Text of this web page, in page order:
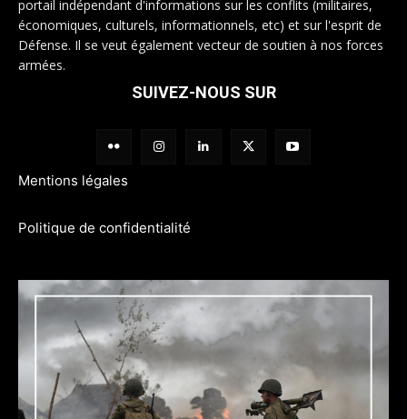
portail indépendant d'informations sur les conflits (militaires,
économiques, culturels, informationnels, etc) et sur l'esprit de
Défense. Il se veut également vecteur de soutien à nos forces
armées.
SUIVEZ-NOUS SUR
Mentions légales
Politique de confidentialité